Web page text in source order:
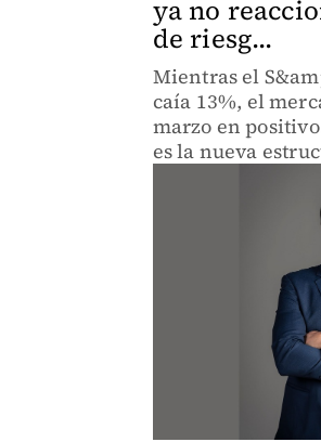
ya no
de riesg...
Mientras el
caía 13%, el
marzo en
es la nueva